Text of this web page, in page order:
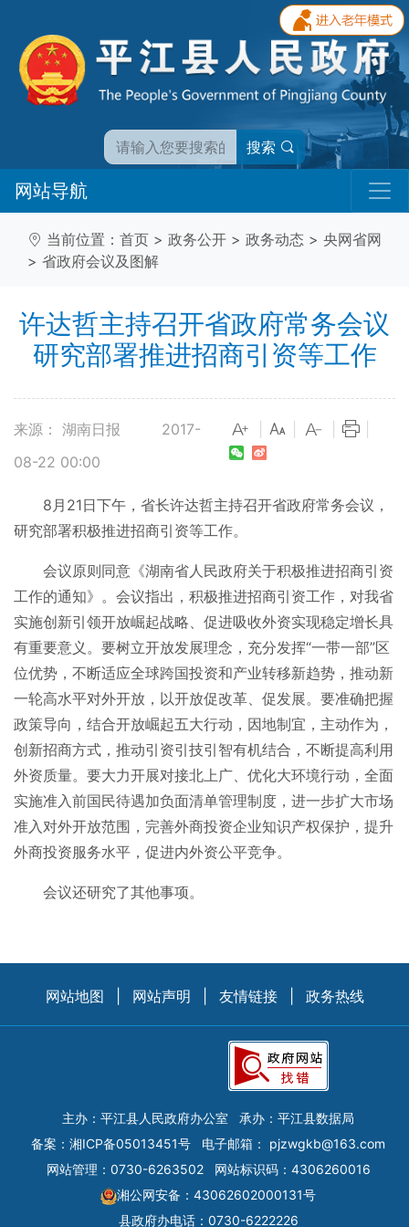
搜索
网站导航
当前位置： 首页 > 政务公开 > 政务动态 > 央网省网
> 省政府会议及图解
许达哲主持召开省政府常务会议
研究部署推进招商引资等工作
来源： 湖南日报
2017-
08-22 00:00
8月21日下午，省长许达哲主持召开省政府常务会议，
研究部署积极推进招商引资等工作。
会议原则同意《湖南省人民政府关于积极推进招商引资
工作的通知》。会议指出，积极推进招商引资工作，对我省
实施创新引领开放崛起战略、促进吸收外资实现稳定增长具
有重要意义。要树立开放发展理念，充分发挥“一带一部”区
位优势，不断适应全球跨国投资和产业转移新趋势，推动新
一轮高水平对外开放，以开放促改革、促发展。要准确把握
政策导向，结合开放崛起五大行动，因地制宜，主动作为，
创新招商方式，推动引资引技引智有机结合，不断提高利用
外资质量。要大力开展对接北上广、优化大环境行动，全面
实施准入前国民待遇加负面清单管理制度，进一步扩大市场
准入对外开放范围，完善外商投资企业知识产权保护，提升
外商投资服务水平，促进内外资公平竞争。
会议还研究了其他事项。
网站地图 网站声明 友情链接 政务热线
主办：平江县人民政府办公室
承办：平江县数据局
备案： 湘ICP备05013451号 电子邮箱： pjzwgkb@163.com
网站管理：0730-6263502
网站标识码：4306260016
湘公网安备：43062602000131号
县政府办电话：0730-6222226